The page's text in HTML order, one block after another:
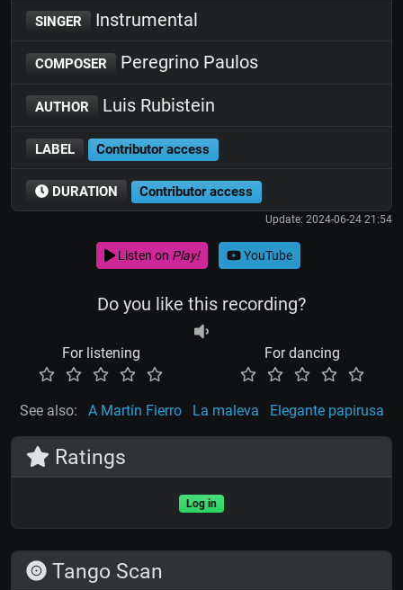
SINGER Instrumental
COMPOSER Peregrino Paulos
AUTHOR Luis Rubistein
LABEL Contributor access
DURATION Contributor access
Update: 2024-06-24 21:54
Listen on Play! YouTube
Do you like this recording?
For listening For dancing
See also: A Martín Fierro La maleva Elegante papirusa
Ratings
Log in
Tango Scan